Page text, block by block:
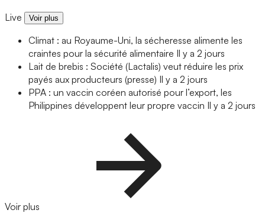
Live Voir plus
Climat : au Royaume-Uni, la sécheresse alimente les
craintes pour la sécurité alimentaire Il y a 2 jours
Lait de brebis : Société (Lactalis) veut réduire les prix
payés aux producteurs (presse) Il y a 2 jours
PPA : un vaccin coréen autorisé pour l’export, les
Philippines développent leur propre vaccin Il y a 2 jours
Voir plus